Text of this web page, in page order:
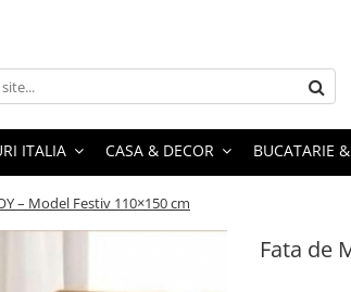
ITALIA CASA & DECOR BUCATARIE
– Model Festiv 110×150 cm
Fata de